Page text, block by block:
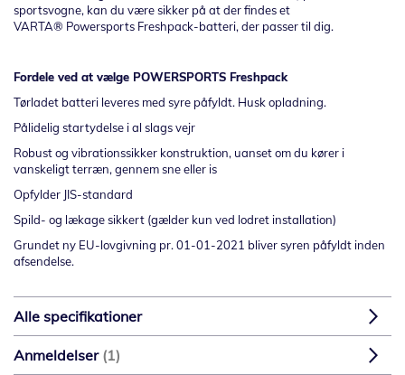
sportsvogne, kan du være sikker på at der findes et
VARTA® Powersports Freshpack-batteri, der passer til dig.
Fordele ved at vælge POWERSPORTS Freshpack
Tørladet batteri leveres med syre påfyldt. Husk opladning.
Pålidelig startydelse i al slags vejr
Robust og vibrationssikker konstruktion, uanset om du kører i
vanskeligt terræn, gennem sne eller is
Opfylder JIS-standard
Spild- og lækage sikkert (gælder kun ved lodret installation)
Grundet ny EU-lovgivning pr. 01-01-2021 bliver syren påfyldt inden
afsendelse.
Alle specifikationer
Anmeldelser 1